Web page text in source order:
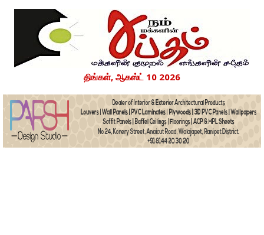
திங்கள், ஆகஸ்ட் 10 2026